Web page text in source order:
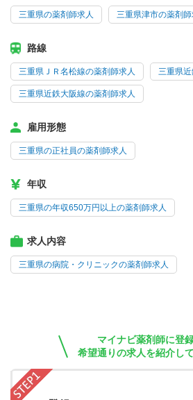
三重県の薬剤師求人 三重県津市の薬剤師
路線
三重県ＪＲ名松線の薬剤師求人 三重県
三重県近鉄大阪線の薬剤師求人
雇用形態
三重県の正社員の薬剤師求人
年収
三重県の年収650万円以上の薬剤師求人
求人内容
三重県の病院・クリニックの薬剤師求人
マイナビ薬剤師に登
希望通りの求人を紹介し